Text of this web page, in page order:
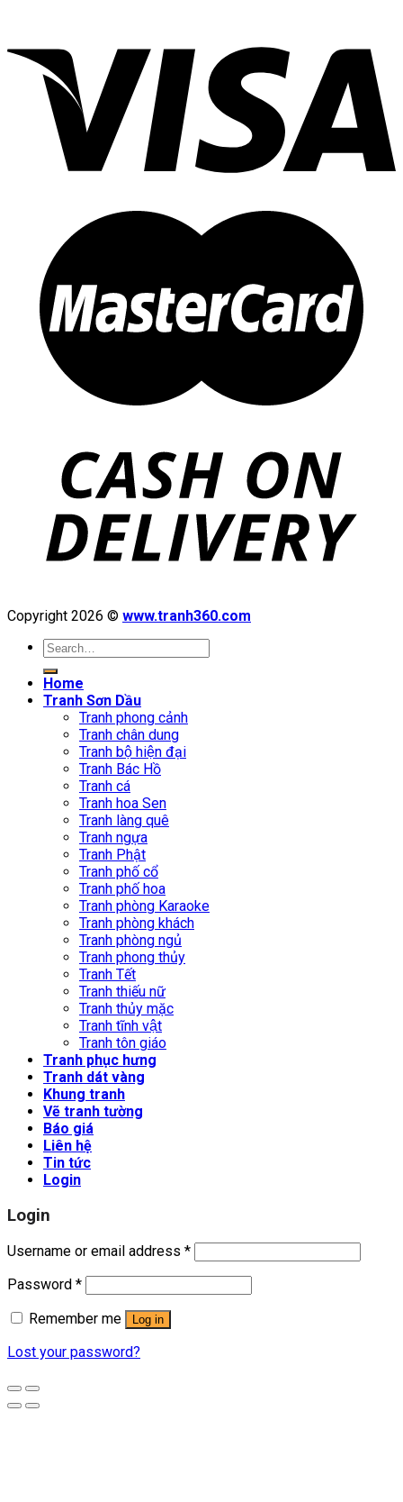
Copyright 2026 © www.tranh360.com
Search
Home
Tranh Sơn Dầu
Tranh phong cảnh
Tranh chân dung
Tranh bộ hiện đại
Tranh Bác Hồ
Tranh cá
Tranh hoa Sen
Tranh làng quê
Tranh ngựa
Tranh Phật
Tranh phố cổ
Tranh phố hoa
Tranh phòng Karaoke
Tranh phòng khách
Tranh phòng ngủ
Tranh phong thủy
Tranh Tết
Tranh thiếu nữ
Tranh thủy mặc
Tranh tĩnh vật
Tranh tôn giáo
Tranh phục hưng
Tranh dát vàng
Khung tranh
Vẽ tranh tường
Báo giá
Liên hệ
Tin tức
Login
Login
Username or email address *
Password *
Remember me
Log in
Lost your password?